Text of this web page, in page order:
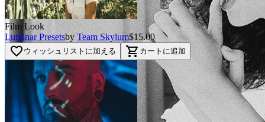
Film Look
Luminar Presetsby Team Skylum$15.00
favorite_border ウィッシュリストに加える shopping_cart カートに追加